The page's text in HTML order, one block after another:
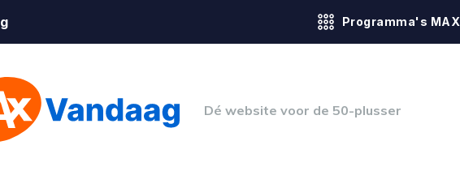
Programma's MAX
Dé website voor de 50-plusser